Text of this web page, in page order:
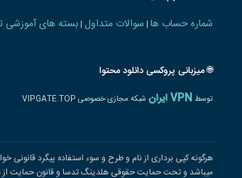
شماره حساب ها | سوالات متداول | بسته های آموزشی
🌐 میزبانی پروکسی دانلود محتوا
توسط VPN ایران شبکه مجازی خصوصی VIPGATE.TOP
هرگونه کپی برداری از نام و طرح و سوء استفاده پیگرد قانونی
میباشد و تحت حمایت حقوقی هلدینگ تدسا و قانون حمایت از